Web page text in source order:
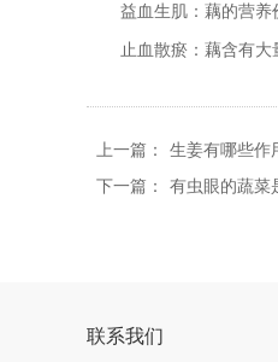
益血生肌：藕的营养价
止血散瘀：藕含有大量
上一篇：
生姜有哪些作
下一篇：
有虫眼的蔬菜
联系我们